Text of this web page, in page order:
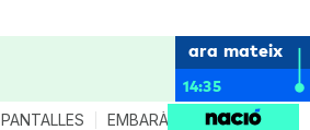
ara mateix
14:35
PANTALLES EMBARÀS CRIANÇA